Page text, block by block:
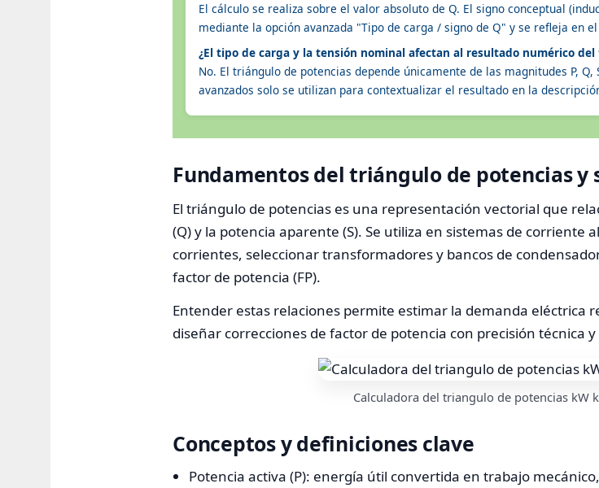
El cálculo se realiza sobre el valor absoluto de Q. El signo conceptual
mediante la opción avanzada "Tipo de carga / signo de Q" y se refleja en
¿El tipo de carga y la tensión nominal afectan al resultado numérico
No. El triángulo de potencias depende únicamente de las magnitudes P,
avanzados solo se utilizan para contextualizar el resultado en la
Fundamentos del triángulo de potencias
El triángulo de potencias es una representación vectorial que
(Q) y la potencia aparente (S). Se utiliza en sistemas de
corrientes, seleccionar transformadores y bancos de
factor de potencia (FP).
Entender estas relaciones permite estimar la demanda eléctrica
diseñar correcciones de factor de potencia con precisión técnica
Calculadora del triangulo de potencias kW
Conceptos y definiciones clave
Potencia activa (P): energía útil convertida en trabajo